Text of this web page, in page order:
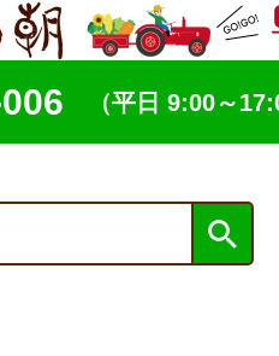
（平日 9:00～